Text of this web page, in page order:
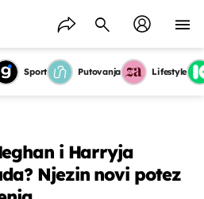
Sport Putovanja Lifestyle
i Harryja
Njezin novi potez